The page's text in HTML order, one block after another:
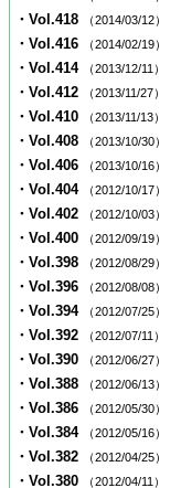
・Vol.418 （2014/03/12）
・Vol.416 （2014/02/19）
・Vol.414 （2013/12/11）
・Vol.412 （2013/11/27）
・Vol.410 （2013/11/13）
・Vol.408 （2013/10/30）
・Vol.406 （2013/10/16）
・Vol.404 （2012/10/17）
・Vol.402 （2012/10/03）
・Vol.400 （2012/09/19）
・Vol.398 （2012/08/29）
・Vol.396 （2012/08/08）
・Vol.394 （2012/07/25）
・Vol.392 （2012/07/11）
・Vol.390 （2012/06/27）
・Vol.388 （2012/06/13）
・Vol.386 （2012/05/30）
・Vol.384 （2012/05/16）
・Vol.382 （2012/04/25）
・Vol.380 （2012/04/11）